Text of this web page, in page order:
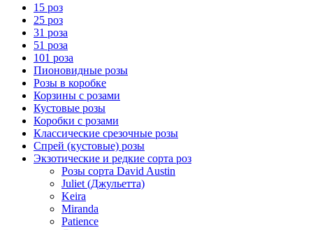
15 роз
25 роз
31 роза
51 роза
101 роза
Пионовидные розы
Розы в коробке
Корзины с розами
Кустовые розы
Коробки с розами
Классические срезочные розы
Спрей (кустовые) розы
Экзотические и редкие сорта роз
Розы сорта David Austin
Juliet (Джульетта)
Keira
Miranda
Patience